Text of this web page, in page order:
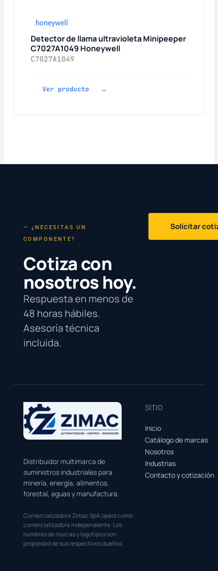
honeywell
Detector de llama ultravioleta Minipeeper
C7027A1049 Honeywell
C7027A1049
Ver producto →
— ¿NECESITAS UN
COMPONENTE?
Cotiza con
nosotros hoy.
Respuesta en menos de
48 horas hábiles.
Asesoría técnica
incluida.
Solicitar
Distribuidor multimarca de
suministros industriales para
minería, energía, alimentos,
forestal, aguas y manufactura.
Comercializadora Zimac SpA opera como
comercializadora independiente. Los
nombres de marcas y logotipos son
propiedad de sus respectivos dueños.
SITIO
Inicio
Catálogo de marcas
Nosotros
Industrias
Contacto y cotización